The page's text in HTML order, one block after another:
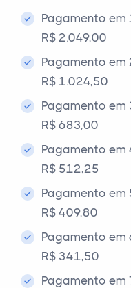
Pagamento
R$ 2.049,00
Pagamento
R$ 1.024,50
Pagamento
R$ 683,00
Pagamento
R$ 512,25
Pagamento
R$ 409,80
Pagamento
R$ 341,50
Pagamento